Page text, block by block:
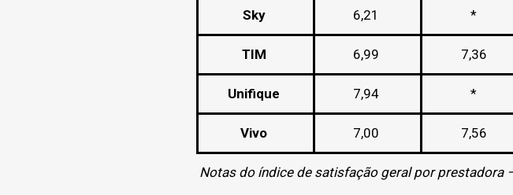
Sky 6,21 *
TIM 6,99 7,36
Unifique 7,94 *
Vivo 7,00 7,56
Notas do índice de satisfação geral por prestadora